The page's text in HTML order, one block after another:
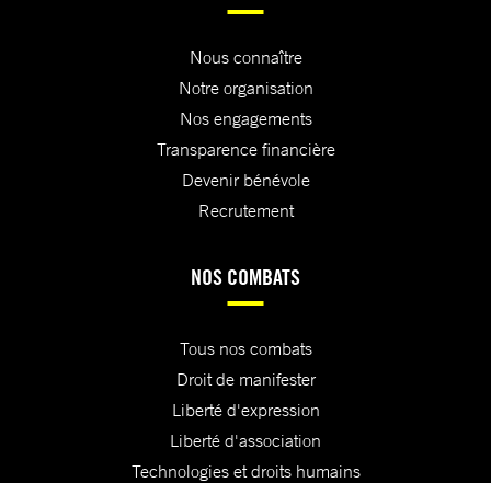
Nous connaître
Notre organisation
Nos engagements
Transparence financière
Devenir bénévole
Recrutement
NOS COMBATS
Tous nos combats
Droit de manifester
Liberté d'expression
Liberté d'association
Technologies et droits humains